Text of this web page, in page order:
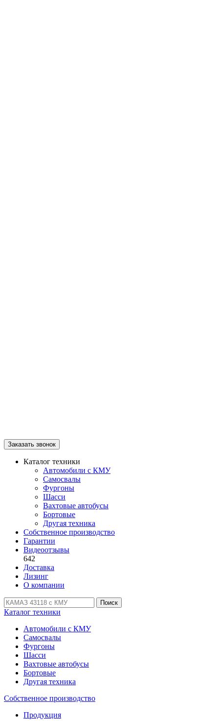
Заказать звонок
Каталог техники
Автомобили с КМУ
Самосвалы
Фургоны
Шасси
Вахтовые автобусы
Бортовые
Другая техника
Собственное производство
Гарантии
Видеоотзывы
642
Доставка
Лизинг
О компании
Поиск
Каталог техники
Автомобили с КМУ
Самосвалы
Фургоны
Шасси
Вахтовые автобусы
Бортовые
Другая техника
Собственное производство
Продукция